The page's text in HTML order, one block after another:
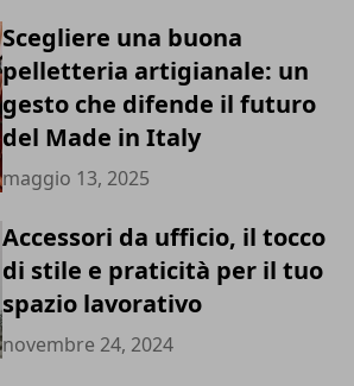
Scegliere una buona
pelletteria artigianale: un
gesto che difende il futuro
del Made in Italy
maggio 13, 2025
Accessori da ufficio, il tocco
di stile e praticità per il tuo
spazio lavorativo
novembre 24, 2024